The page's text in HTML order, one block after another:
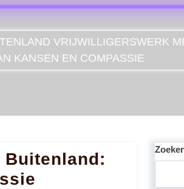
VRIJWILLIGERSWERK
KANSEN EN COMPASSIE